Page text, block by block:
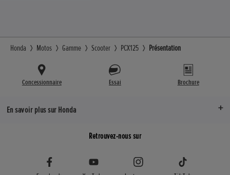
Honda Motos Gamme Scooter PCX125 Présentation
Concessionnaire Essai Brochure
En savoir plus sur Honda
Retrouvez-nous sur